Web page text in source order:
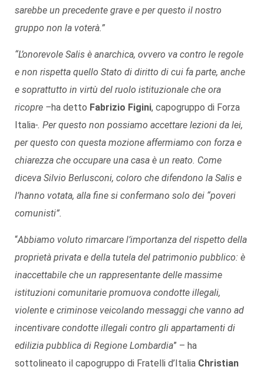
sarebbe un precedente grave e per questo il nostro
gruppo non la voterà.”
“L’onorevole Salis è anarchica, ovvero va contro le regole
e non rispetta quello Stato di diritto di cui fa parte, anche
e soprattutto in virtù del ruolo istituzionale che ora
ricopre –ha detto Fabrizio Figini, capogruppo di Forza
Italia-. Per questo non possiamo accettare lezioni da lei,
per questo con questa mozione affermiamo con forza e
chiarezza che occupare una casa è un reato. Come
diceva Silvio Berlusconi, coloro che difendono la Salis e
l’hanno votata, alla fine si confermano solo dei “poveri
comunisti”.
“Abbiamo voluto rimarcare l’importanza del rispetto della
proprietà privata e della tutela del patrimonio pubblico: è
inaccettabile che un rappresentante delle massime
istituzioni comunitarie promuova condotte illegali,
violente e criminose veicolando messaggi che vanno ad
incentivare condotte illegali contro gli appartamenti di
edilizia pubblica di Regione Lombardia” – ha
sottolineato il capogruppo di Fratelli d’Italia Christian